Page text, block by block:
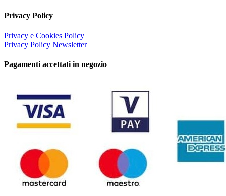
Privacy Policy
Privacy e Cookies Policy
Privacy Policy Newsletter
Pagamenti accettati in negozio